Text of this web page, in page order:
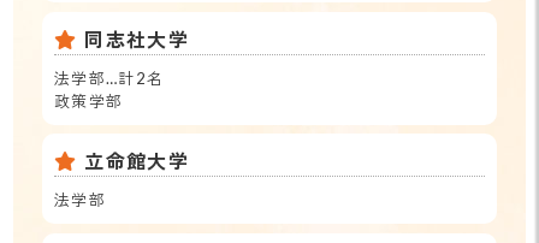
同志社大学
法学部…計2名
政策学部
立命館大学
法学部